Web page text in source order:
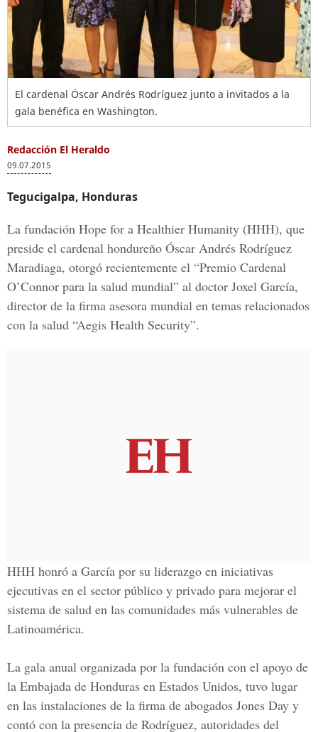
El cardenal Óscar Andrés Rodríguez junto a invitados a la
gala benéfica en Washington.
Redacción El Heraldo
09.07.2015
Tegucigalpa, Honduras
La fundación Hope for a Healthier Humanity (HHH), que
preside el cardenal hondureño Óscar Andrés Rodríguez
Maradiaga, otorgó recientemente el “Premio Cardenal
O’Connor para la salud mundial” al doctor Joxel García,
director de la firma asesora mundial en temas relacionados
con la salud “Aegis Health Security”.
HHH honró a García por su liderazgo en iniciativas
ejecutivas en el sector público y privado para mejorar el
sistema de salud en las comunidades más vulnerables de
Latinoamérica.
La gala anual organizada por la fundación con el apoyo de
la Embajada de Honduras en Estados Unidos, tuvo lugar
en las instalaciones de la firma de abogados Jones Day y
contó con la presencia de Rodríguez, autoridades del